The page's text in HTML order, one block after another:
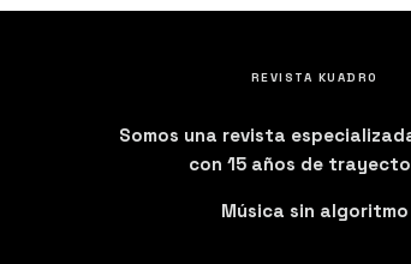
REVISTA KUADRO
Somos una revista
con 15 años de
Música sin algoritmo